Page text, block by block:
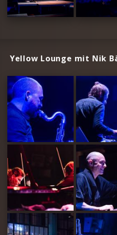
Yellow Lounge mit Nik